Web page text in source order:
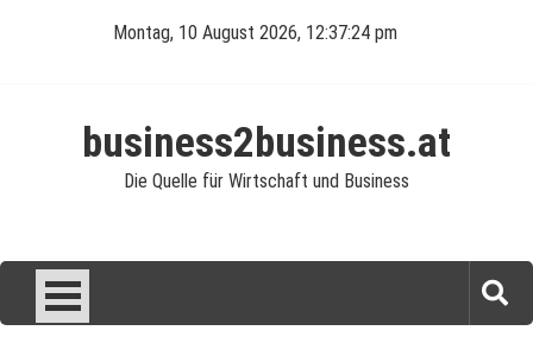
Montag, 10 August 2026, 12:37:25 pm
business2business.at
Die Quelle für Wirtschaft und Business